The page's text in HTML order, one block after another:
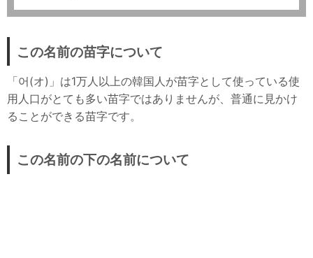
この名前の苗字について
「어(オ)」は1万人以上の韓国人が苗字として使っている使
用人口がとても多い苗字ではありませんが、普通に見かけ
ることができる苗字です。
この名前の下の名前について